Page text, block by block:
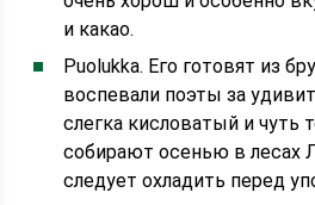
и какао.
Puolukka. Его готовят из
воспевали поэты за
слегка кисловатый и чуть
собирают осенью в лесах
следует охладить перед